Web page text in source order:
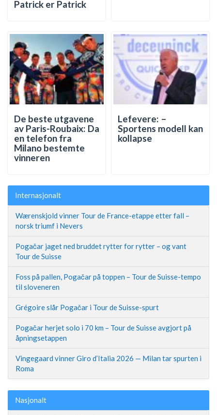
Patrick er Patrick
De beste utgavene
av Paris-Roubaix: Da
en telefon fra
Milano bestemte
vinneren
Lefevere: –
Sportens modell kan
kollapse
Internasjonalt
Wærenskjold vinner Tour de France-etappe etter fall –
norsk triumf i Nevers
Pogačar jaget ned bruddet rytter for rytter – og vant
Tour de Suisse
Foss på pallen, Pogačar på toppen – Tour de Suisse-tempo
til sloveneren
Grégoire slår Pogačar i Tour de Suisse-spurt
Pogačar herjet solo i 70 km – Tour de Suisse avgjort på
åpningsetappen
Vingegaard vinner Giro d’Italia 2026 — Milan tar spurten i
Roma
Nasjonalt